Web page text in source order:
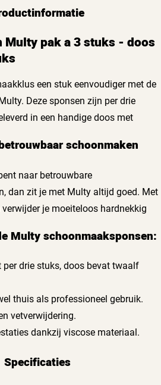
Multy pak a 3 stuks - doos
een stuk eenvoudiger met de
Deze sponsen zijn per drie
in een handige doos met
Dankzij het hoogwaardige
schoonmaken
naar betrouwbare
dan zit je met Multy altijd goed. Met
je moeiteloos hardnekkig
van keukens tot badkamers.
Multy schoonmaaksponsen:
per drie stuks, doos bevat twaalf
thuis als professioneel gebruik.
vetverwijdering.
dankzij viscose materiaal.
Specificaties